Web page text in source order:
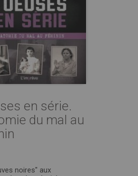
en série.
du mal au
noires" aux